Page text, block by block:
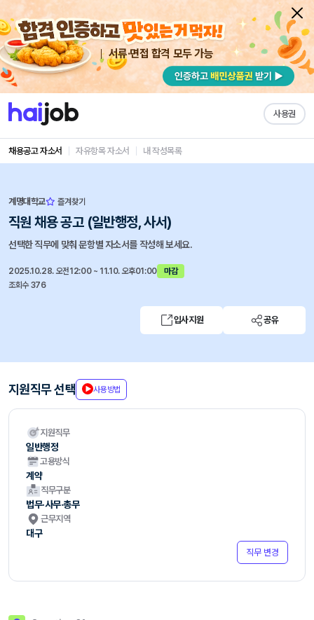
서류·면접 합격 모두 가능
사용권
채용공고 자소서 자유항목 자소서 내 작성목록
계명대학교 즐겨찾기
직원 채용 공고 (일반행정, 사서)
선택한 직무에 맞춰 문항별 자소서를 작성해 보세요.
2025.10.28. 오전12:00 ~ 11.10. 오후01:00
마감
조회수 376
입사지원 공유
지원직무 선택 사용방법
지원직무
일반행정
고용방식
계약
직무구분
법무·사무·총무
근무지역
대구
직무 변경